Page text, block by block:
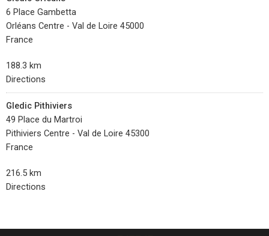
6 Place Gambetta
Orléans Centre - Val de Loire 45000
France
188.3 km
Directions
Gledic Pithiviers
49 Place du Martroi
Pithiviers Centre - Val de Loire 45300
France
216.5 km
Directions